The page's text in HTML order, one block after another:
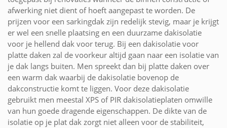
afwerking niet dient of hoeft aangepast te worden. De
prijzen voor een sarkingdak zijn redelijk stevig, maar je krijgt
er wel een snelle plaatsing en een duurzame dakisolatie
voor je hellend dak voor terug. Bij een dakisolatie voor
platte daken zal de voorkeur altijd gaan naar een isolatie van
je dak langs buiten. Men spreekt dan bij platte daken over
een warm dak waarbij de dakisolatie bovenop de
dakconstructie komt te liggen. Voor deze dakisolatie
gebruikt men meestal XPS of PIR dakisolatieplaten omwille
van hun goede dragende eigenschappen. De dikte van de
isolatie op je plat dak zorgt niet alleen voor de stabiliteit,